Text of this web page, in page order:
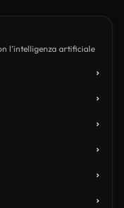
l’intelligenza artificiale